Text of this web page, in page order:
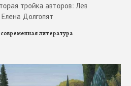
тройка авторов: Лев
Долгопят
современная литература